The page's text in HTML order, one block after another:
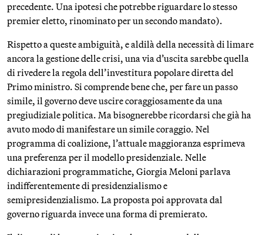
precedente. Una ipotesi che potrebbe riguardare lo stesso
premier eletto, rinominato per un secondo mandato).
Rispetto a queste ambiguità, e aldilà della necessità di limare
ancora la gestione delle crisi, una via d’uscita sarebbe quella
di rivedere la regola dell’investitura popolare diretta del
Primo ministro. Si comprende bene che, per fare un passo
simile, il governo deve uscire coraggiosamente da una
pregiudiziale politica. Ma bisognerebbe ricordarsi che già ha
avuto modo di manifestare un simile coraggio. Nel
programma di coalizione, l’attuale maggioranza esprimeva
una preferenza per il modello presidenziale. Nelle
dichiarazioni programmatiche, Giorgia Meloni parlava
indifferentemente di presidenzialismo e
semipresidenzialismo. La proposta poi approvata dal
governo riguarda invece una forma di premierato.